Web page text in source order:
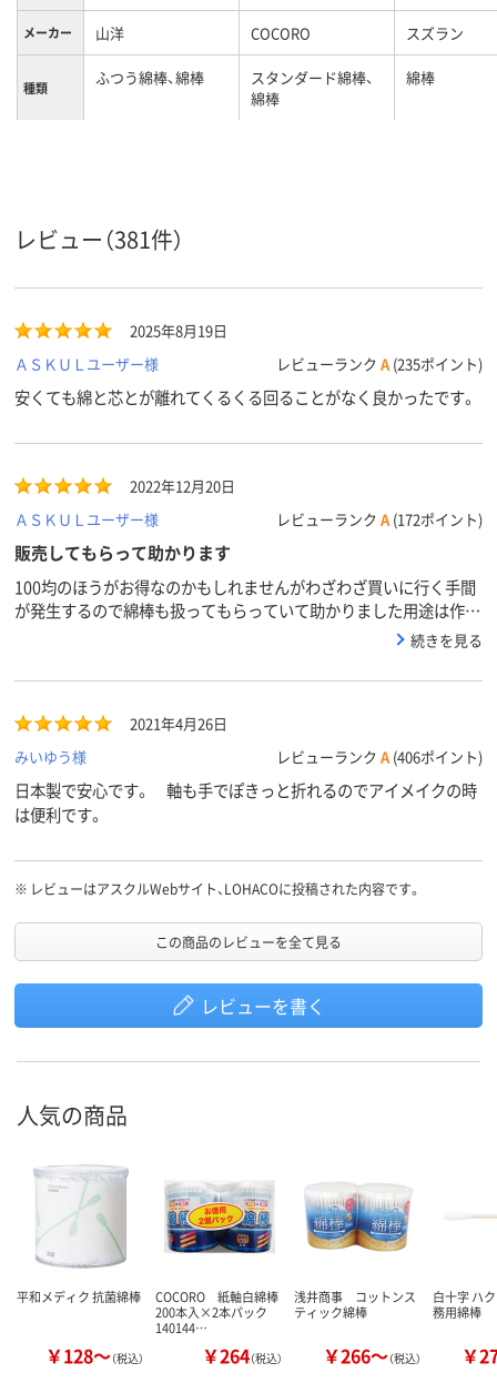
メーカー 山洋 COCORO スズラン
種類 ふつう綿棒、綿棒
スタンダード綿棒、
綿棒
綿棒
レビュー（381件）
2025年8月19日
ＡＳＫＵＬユーザー様
レビューランク A (235ポイント)
安くても綿と芯とが離れてくるくる回ることがなく良かったです。
2022年12月20日
ＡＳＫＵＬユーザー様
レビューランク A (172ポイント)
販売してもらって助かります
100均のほうがお得なのかもしれませんがわざわざ買いに行く手間
が発生するので綿棒も扱ってもらっていて助かりました用途は作業
での使用なので、ここまで高品質なものはいらないかもですが問題
続きを見る
2021年4月26日
みいゆう様
レビューランク A (406ポイント)
日本製で安心です。 軸も手でぽきっと折れるのでアイメイクの時
は便利です。
※ レビューはアスクルWebサイト、LOHACOに投稿された内容です。
この商品のレビューを全て見る
レビューを書く
人気の商品
平和メディク 抗菌綿棒
￥128～（税込）
COCORO 紙軸白綿棒
200本入×2本パック
140144…
￥264（税込）
浅井商事 コットンス
ティック綿棒
￥266～（税込）
白十字 ハ
務用綿棒
￥